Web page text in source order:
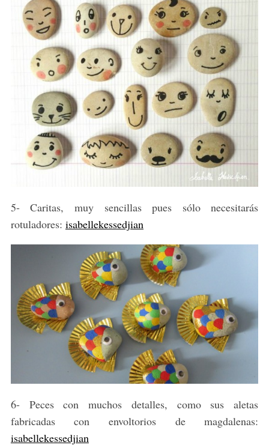
5- Caritas, muy sencillas pues sólo necesitarás
rotuladores: isabellekessedjian
6- Peces con muchos detalles, como sus aletas
fabricadas con envoltorios de magdalenas:
isabellekessedjian